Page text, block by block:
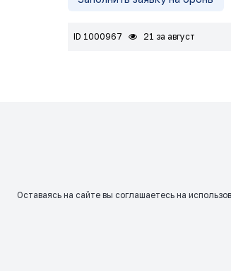
ID 1000967 21 за август
Оставаясь на сайте вы соглашаетесь на